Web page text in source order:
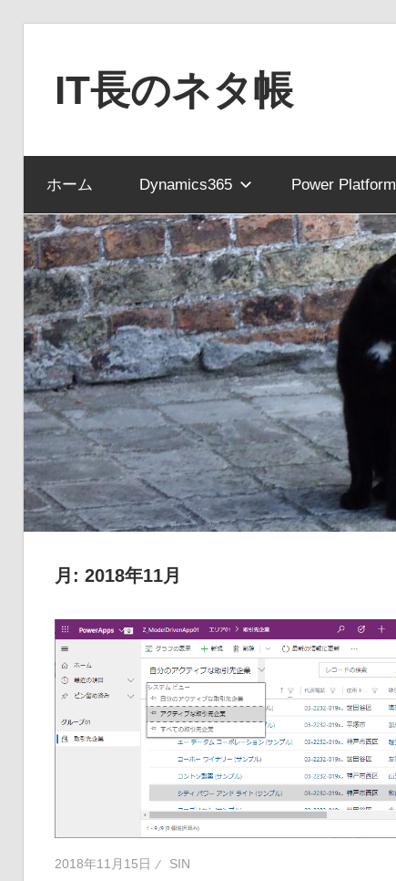
キ
ッ
プ
IT長のネタ帳
NAV
と
Dynamics365
financial
を
中
心
に
MS
製
品
の
ネ
タ
を
供
ホーム Dynamics365 Power Platform
月: 2018年11月
2018年11月15日 SIN